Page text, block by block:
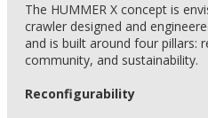
The HUMMER X concept is
crawler designed and
and is built around four pillars:
community, and sustainability.
Reconfigurability